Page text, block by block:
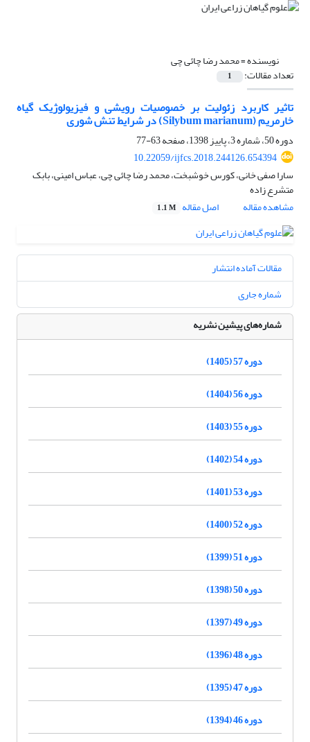
نویسنده =محمد رضا چائی چی
تعداد مقالات: 1
تاثیر کاربرد زئولیت بر خصوصیات رویشی و فیزیولوژیک گیاه
خارمریم (Silybum marianum) در شرایط تنش شوری
دوره 50، شماره 3، پاییز 1398، صفحه
63-77
10.22059/ijfcs.2018.244126.654394
سارا صفی خانی، کورس خوشبخت، محمد رضا چائی چی، عباس امینی، بابک
متشرع زاده
مشاهده مقاله
اصل مقاله 1.1 M
مقالات آماده انتشار
شماره جاری
شماره‌های پیشین نشریه
دوره 57 (1405)
دوره 56 (1404)
دوره 55 (1403)
دوره 54 (1402)
دوره 53 (1401)
دوره 52 (1400)
دوره 51 (1399)
دوره 50 (1398)
دوره 49 (1397)
دوره 48 (1396)
دوره 47 (1395)
دوره 46 (1394)